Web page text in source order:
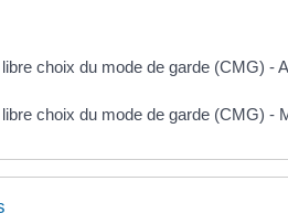
choix du mode de garde (CMG) -
choix du mode de garde (CMG) -